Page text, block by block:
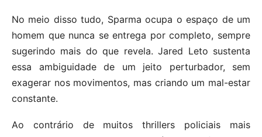
No meio disso tudo, Sparma ocupa o espaço de um
homem que nunca se entrega por completo, sempre
sugerindo mais do que revela. Jared Leto sustenta
essa ambiguidade de um jeito perturbador, sem
exagerar nos movimentos, mas criando um mal-estar
constante.
Ao contrário de muitos thrillers policiais mais